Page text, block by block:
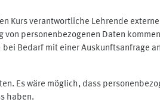
Kurs verantwortliche Lehrende
personenbezogenen Daten
Bedarf mit einer Auskunftsanfrage
Es wäre möglich, dass
haben.